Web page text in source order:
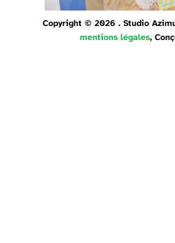
Copyright © 2026 . Studio
mentions légales,